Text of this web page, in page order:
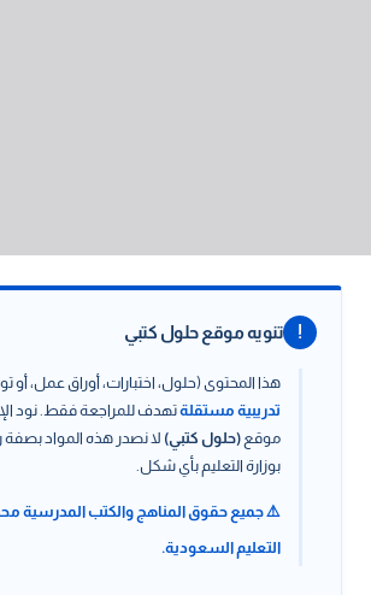
! تنويه موقع حلول كتبي
هذا المحتوى (حلول، اختبارات، أوراق عمل، أو
تدريبية مستقلةتهدف للمراجعة فقط. نود
موقع (حلول كتبي) لا نصدر هذه المواد بصفة
بوزارة التعليم بأي شكل.
⚠️ جميع حقوق المناهج والكتب المدرسية
التعليم السعودية.